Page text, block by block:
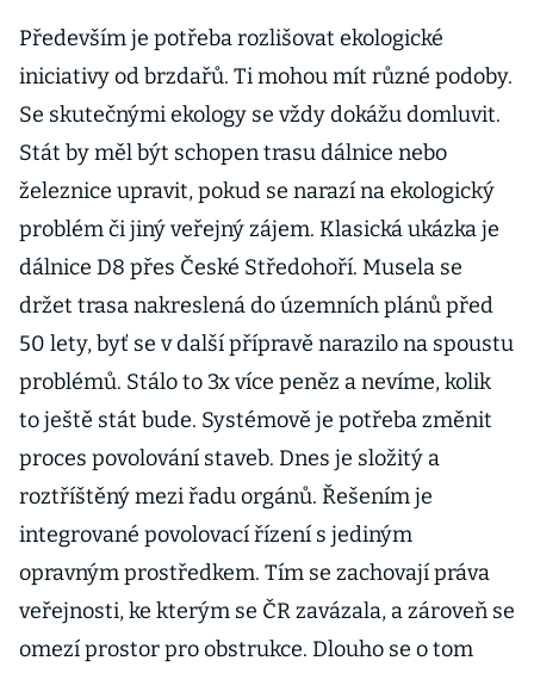
Především je potřeba rozlišovat ekologické
iniciativy od brzdařů. Ti mohou mít různé podoby.
Se skutečnými ekology se vždy dokážu domluvit.
Stát by měl být schopen trasu dálnice nebo
železnice upravit, pokud se narazí na ekologický
problém či jiný veřejný zájem. Klasická ukázka je
dálnice D8 přes České Středohoří. Musela se
držet trasa nakreslená do územních plánů před
50 lety, byť se v další přípravě narazilo na spoustu
problémů. Stálo to 3x více peněz a nevíme, kolik
to ještě stát bude. Systémově je potřeba změnit
proces povolování staveb. Dnes je složitý a
roztříštěný mezi řadu orgánů. Řešením je
integrované povolovací řízení s jediným
opravným prostředkem. Tím se zachovají práva
veřejnosti, ke kterým se ČR zavázala, a zároveň se
omezí prostor pro obstrukce. Dlouho se o tom